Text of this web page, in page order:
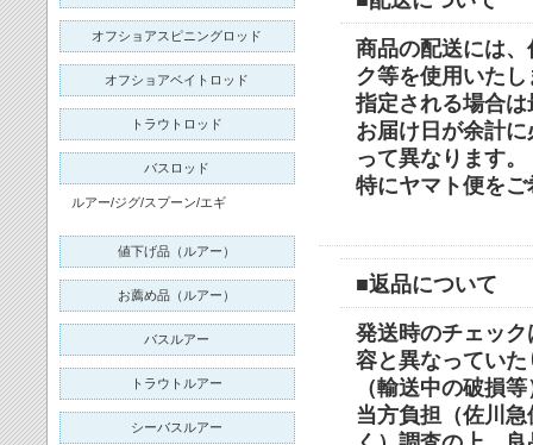
商品の配送には
ク等を使用いた
指定される場合
お届け日が余計
って異なります
特にヤマト便を
■返品について
発送時のチェッ
容と異なってい
（輸送中の破損
当方負担（佐川
オフショアスピニングロッド
オフショアベイトロッド
トラウトロッド
バスロッド
ルアー/ジグ/スプーン/エギ
値下げ品（ルアー）
お薦め品（ルアー）
バスルアー
トラウトルアー
シーバスルアー